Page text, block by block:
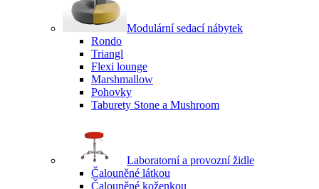
Modulární sedací nábytek
Rondo
Triangl
Flexi lounge
Marshmallow
Pohovky
Taburety Stone a Mushroom
Laboratorní a provozní židle
Čalouněné látkou
Čalouněné koženkou